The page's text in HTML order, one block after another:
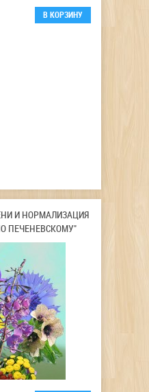
И НОРМАЛИЗАЦИЯ
ПЕЧЕНЕВСКОМУ"